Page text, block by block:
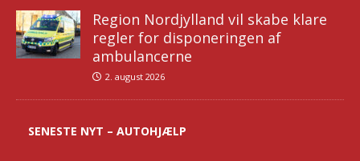
Region Nordjylland vil skabe klare
regler for disponeringen af
ambulancerne
2. august 2026
SENESTE NYT – AUTOHJÆLP